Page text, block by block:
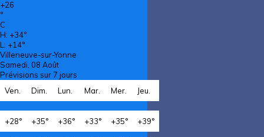
+26
°
C
H: +34°
L: +14°
Villeneuve-sur-Yonne
Samedi, 08 Août
Prévisions sur 7 jours
Ven.
Dim. Lun. Mar. Mer. Jeu.
+28° +35° +36° +33° +35° +39°